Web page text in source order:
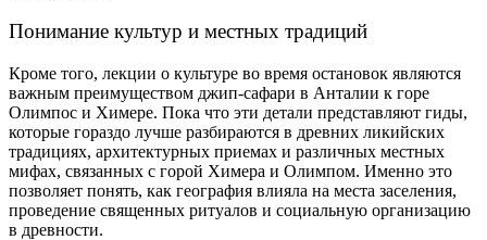
Понимание культур и местных традиций
Кроме того, лекции о культуре во время остановок являются
важным преимуществом джип-сафари в Анталии к горе
Олимпос и Химере. Пока что эти детали представляют гиды,
которые гораздо лучше разбираются в древних ликийских
традициях, архитектурных приемах и различных местных
мифах, связанных с горой Химера и Олимпом. Именно это
позволяет понять, как география влияла на места заселения,
проведение священных ритуалов и социальную организацию
в древности.